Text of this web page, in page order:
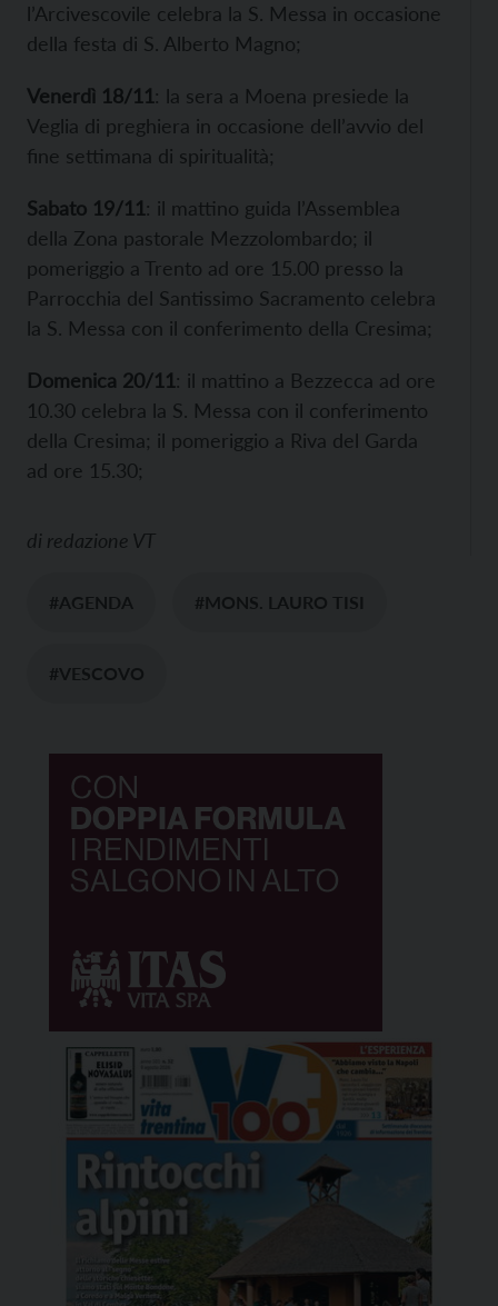
l’Arcivescovile celebra la S. Messa in occasione
della festa di S. Alberto Magno;
Venerdì 18/11: la sera a Moena presiede la
Veglia di preghiera in occasione dell’avvio del
fine settimana di spiritualità;
Sabato 19/11: il mattino guida l’Assemblea
della Zona pastorale Mezzolombardo; il
pomeriggio a Trento ad ore 15.00 presso la
Parrocchia del Santissimo Sacramento celebra
la S. Messa con il conferimento della Cresima;
Domenica 20/11: il mattino a Bezzecca ad ore
10.30 celebra la S. Messa con il conferimento
della Cresima; il pomeriggio a Riva del Garda
ad ore 15.30;
di redazione VT
#AGENDA #MONS. LAURO TISI
#VESCOVO